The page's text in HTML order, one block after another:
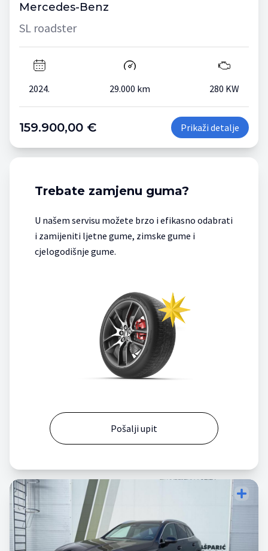
Mercedes-Benz
SL roadster
2024. 29.000 km 280 KW
159.900,00 € Prikaži detalje
Trebate zamjenu guma?
U našem servisu možete brzo i efikasno odabrati
i zamijeniti ljetne gume, zimske gume i
cjelogodišnje gume.
Pošalji upit